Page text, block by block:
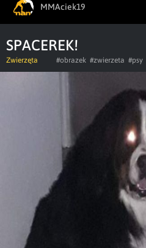
MMAciek19
SPACEREK!
Zwierzęta #obrazek #zwierzeta #psy